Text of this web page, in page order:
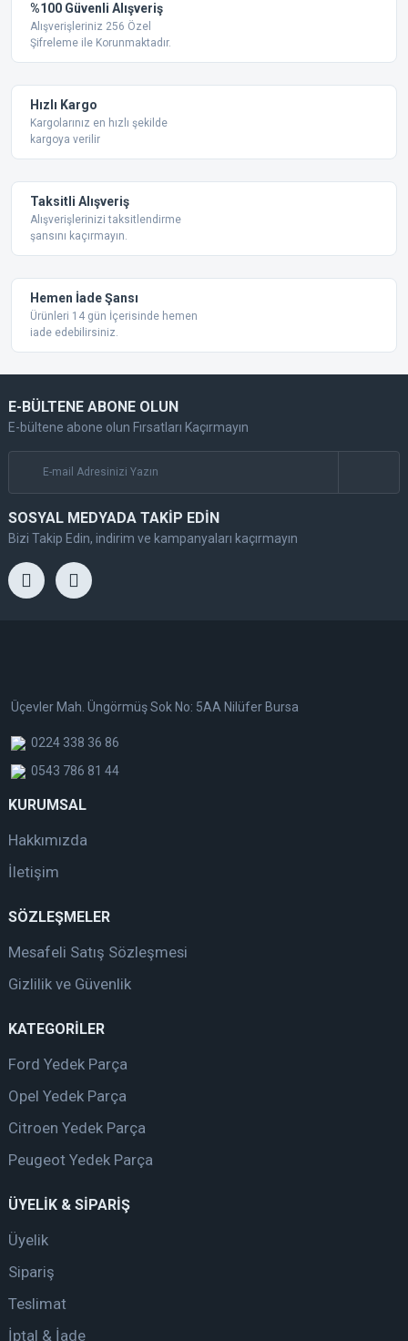
Ürün resmi kalitesiz, bozuk veya görüntülenemiyor.
Ürün açıklamasında eksik bilgiler bulunuyor.
Bu ürüne benzer farklı alternatifler olmalı.
%100 Güvenli Alışveriş
Alışverişleriniz 256 Özel
Şifreleme ile Korunmaktadır.
Hızlı Kargo
Kargolarınız en hızlı şekilde
kargoya verilir
Taksitli Alışveriş
Alışverişlerinizi taksitlendirme
şansını kaçırmayın.
Hemen İade Şansı
Ürünleri 14 gün İçerisinde hemen
iade edebilirsiniz.
E-BÜLTENE ABONE OLUN
E-bültene abone olun Fırsatları Kaçırmayın
SOSYAL MEDYADA TAKİP EDİN
Bizi Takip Edin, indirim ve kampanyaları kaçırmayın
Üçevler Mah. Üngörmüş Sok No: 5AA Nilüfer Bursa
0224 338 36 86
0543 786 81 44
KURUMSAL
Hakkımızda
İletişim
SÖZLEŞMELER
Mesafeli Satış Sözleşmesi
Gizlilik ve Güvenlik
KATEGORİLER
Ford Yedek Parça
Opel Yedek Parça
Citroen Yedek Parça
Peugeot Yedek Parça
ÜYELİK & SİPARİŞ
Üyelik
Sipariş
Teslimat
İptal & İade